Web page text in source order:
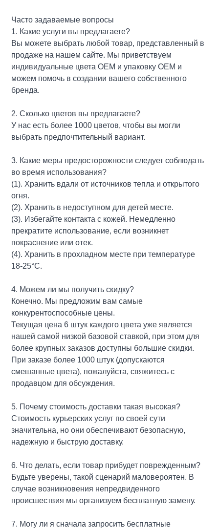
Часто задаваемые вопросы
1. Какие услуги вы предлагаете?
Вы можете выбрать любой товар, представленный в
продаже на нашем сайте. Мы приветствуем
индивидуальные цвета OEM и упаковку OEM и
можем помочь в создании вашего собственного
бренда.
2. Сколько цветов вы предлагаете?
У нас есть более 1000 цветов, чтобы вы могли
выбрать предпочтительный вариант.
3. Какие меры предосторожности следует соблюдать
во время использования?
(1). Хранить вдали от источников тепла и открытого
огня.
(2). Хранить в недоступном для детей месте.
(3). Избегайте контакта с кожей. Немедленно
прекратите использование, если возникнет
покраснение или отек.
(4). Хранить в прохладном месте при температуре
18-25°С.
4. Можем ли мы получить скидку?
Конечно. Мы предложим вам самые
конкурентоспособные цены.
Текущая цена 6 штук каждого цвета уже является
нашей самой низкой базовой ставкой, при этом для
более крупных заказов доступны большие скидки.
При заказе более 1000 штук (допускаются
смешанные цвета), пожалуйста, свяжитесь с
продавцом для обсуждения.
5. Почему стоимость доставки такая высокая?
Стоимость курьерских услуг по своей сути
значительна, но они обеспечивают безопасную,
надежную и быструю доставку.
6. Что делать, если товар прибудет поврежденным?
Будьте уверены, такой сценарий маловероятен. В
случае возникновения непредвиденного
происшествия мы организуем бесплатную замену.
7. Могу ли я сначала запросить бесплатные